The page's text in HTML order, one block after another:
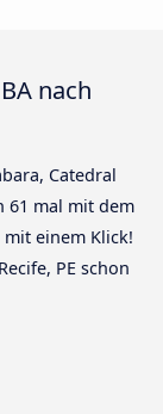
nach
Catedral
61 mal mit dem
mit einem Klick!
PE schon